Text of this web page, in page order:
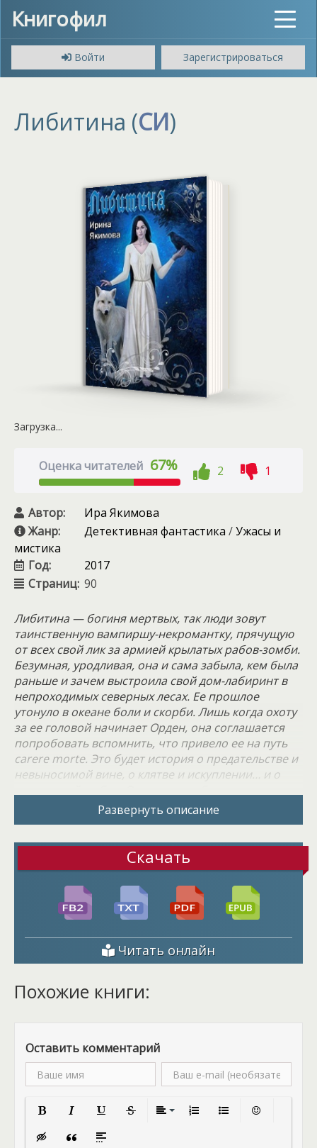
Книгофил
Toggle
Войти
Зарегистрироваться
Либитина (СИ)
Загрузка...
Оценка читателей 67% 2 1
Автор:
Ира Якимова
Жанр:
Детективная фантастика /Ужасы и
мистика
Год:
2017
Страниц: 90
Либитина — богиня мертвых, так люди зовут
таинственную вампиршу-некромантку, прячущую
от всех свой лик за армией крылатых рабов-зомби.
Безумная, уродливая, она и сама забыла, кем была
раньше и зачем выстроила свой дом-лабиринт в
непроходимых северных лесах. Ее прошлое
утонуло в океане боли и скорби. Лишь когда охоту
за ее головой начинает Орден, она соглашается
попробовать вспомнить, что привело ее на путь
carere morte. Это будет история о предательстве и
невыносимой вине, о клятве и искуплении… и о
Развернуть описание
Скачать
Читать онлайн
Похожие книги:
Оставить комментарий
Полужирный Подчеркнутый